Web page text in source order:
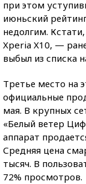
при этом
июньский
недолгим.
Xperia X10, —
выбыл из списка
Третье место на
официальные
мая. В крупных
«Белый ветер
аппарат
Средняя цена
тысяч. В
72% просмотров.